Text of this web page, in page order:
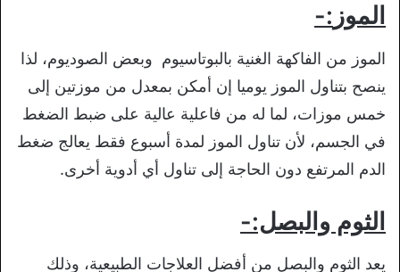
الموز :-
الموز من الفاكهة الغنية بالبوتاسيوم وبعض الصوديوم، لذا
ينصح بتناول الموز يوميا إن أمكن بمعدل من موزتين إلى
خمس موزات، لما له من فاعلية عالية على ضبط الضغط
في الجسم، لأن تناول الموز لمدة أسبوع فقط يعالج ضغط
الدم المرتفع دون الحاجة إلى تناول أي أدوية أخرى.
الثوم والبصل:-
يعد الثوم والبصل من أفضل العلاجات الطبيعية، وذلك